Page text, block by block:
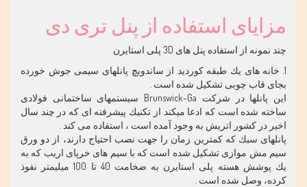
مزایای استفاده از پنل تری دی
چند نمونه از استفاده پنل های 3D پلی استایرن
1. خانه های يك طبقه كورديد از ساندويچ پانلهای سيمی جوش خورده
بجای قاب چوبی تشكيل شده است .
اين پانلها در شركت Brunswick-Ga سيستمهای ساختمانی فولادی
ساخته شده است كه ادعا ميكند از تكنيك پيشرفته ای كه در چند سال
اخير در كشور اتريش به وجود آمده است ، استفاده می كند .
پانلهای سبك كه كمترين زمان را جهت نصب احتياج دارند، از دو ورق
سيم مش موازی تشكيل شده است كه با سيم های خرپای اريب كه به
يك پوشش هسته پلی استايرن به ضخامت 40 تا 100 ميليمتر نفوذ
كرده، وصل شده است .